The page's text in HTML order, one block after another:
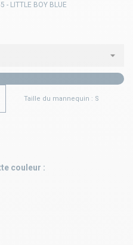
Taille du mannequin : S
- LITTLE BOY BLUE
couleur :